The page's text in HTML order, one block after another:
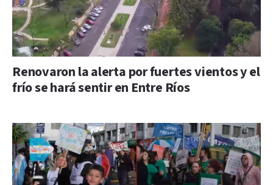
Renovaron la alerta por fuertes vientos y el
frío se hará sentir en Entre Ríos